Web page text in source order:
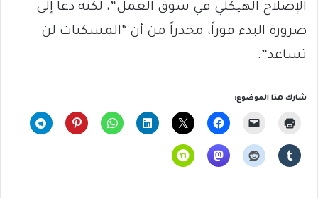
الإصلاح الهيكلي في سوق العمل”، لكنه دعا إلى
ضرورة البدء فوراً، محذراً من أن “المسكنات لن
تساعد”.
شارك هذا الموضوع: